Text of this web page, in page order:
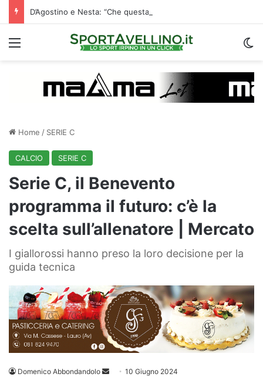
Menu
Home / SERIE C
CALCIO SERIE C
Serie C, il Benevento
programma il futuro: c’è la
scelta sull’allenatore | Mercato
I giallorossi hanno preso la loro decisione per la
guida tecnica
Domenico Abbondandolo
Invia 10 Giugno 2024